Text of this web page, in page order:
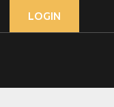
LOGIN